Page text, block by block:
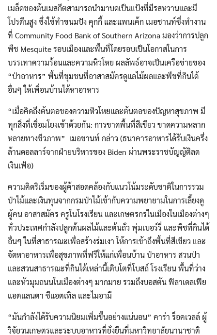
เมล็ดของต้นเมสกีตสามารถนำมาบดเป็นแป้งที่มีรสหวานและมี
โปรตีนสูง ซึ่งใช้ทำขนมปัง คุกกี้ และแพนเค้ก เมอชานท์ซึ่งทำงาน
ที่ Community Food Bank of Southern Arizona มองว่าการปลูก
พืช Mesquite รอบเมืองและพื้นที่โดยรอบเป็นโอกาสในการ
บรรเทาความร้อนและความหิวโหย ผลลัพธ์อาจเป็นเครือข่ายของ
“ป่าอาหาร” พื้นที่ชุมชนที่อาสาสมัครดูแลไม้ผลและพืชที่กินได้
อื่นๆ ให้เพื่อนบ้านได้หาอาหาร
“เมื่อคิดถึงต้นตอของความหิวโหยและต้นตอของปัญหาสุขภาพ มี
ทุกสิ่งที่เชื่อมโยงเข้าด้วยกัน: การขาดพื้นที่สีเขียว ขาดความหลาก
หลายทางชีวภาพ” เมอชานท์ กล่าว (ธนาคารอาหารได้รับเงินครึ่ง
ล้านดอลลาร์จากฝ่ายบริหารของ Biden ผ่านพระราชบัญญัติลด
เงินเฟ้อ)
ความคิดริเริ่มของผู้ค้าสอดคล้องกับแนวโน้มระดับชาติในการรวม
ป่าไม้และเงินทุนจากกรมป่าไม้เข้ากับความพยายามในการเลี้ยงดู
ผู้คน อาสาสมัคร ครูในโรงเรียน และเกษตรกรในเมืองในเมืองต่างๆ
ทั่วประเทศกำลังปลูกต้นผลไม้และต้นถั่ว พุ่มเบอร์รี่ และพืชที่กินได้
อื่นๆ ในที่สาธารณะเพื่อสร้างร่มเงา ให้การเข้าถึงพื้นที่สีเขียว และ
จัดหาอาหารเพื่อสุขภาพที่ฟรีให้แก่เพื่อนบ้าน ป่าอาหาร สวนป่า
และสวนสาธารณะที่กินได้เหล่านี้เติบโตที่โบสถ์ โรงเรียน พื้นที่ว่าง
และหัวมุมถนนในเมืองต่างๆ มากมาย รวมถึงบอสตัน ฟิลาเดลเฟีย
แอตแลนตา ซีแอตเทิล และไมอามี
“มันกำลังได้รับความนิยมเพิ่มขึ้นอย่างแน่นอน” คาร่า ร็อคเวลล์ ผู้
วิจัยวนเกษตรและระบบอาหารที่ยั่งยืนที่มหาวิทยาลัยนานาชาติ